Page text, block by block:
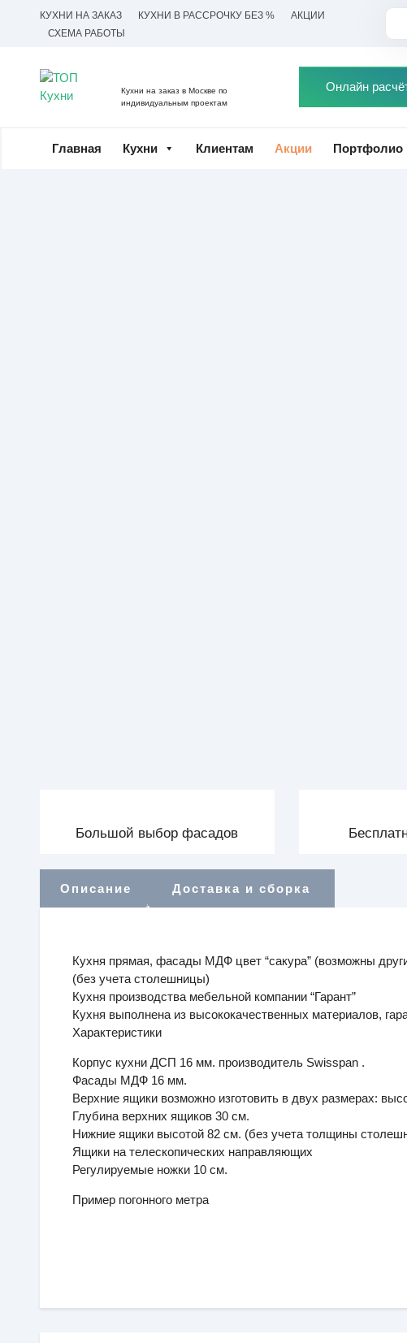
КУХНИ НА ЗАКАЗ КУХНИ В РАССРОЧКУ БЕЗ %
АКЦИИ
СХЕМА РАБОТЫ
Кухни на заказ в Москве по
индивидуальным проектам
Онлайн
Главная Кухни Клиентам Акции Портфолио
Большой выбор фасадов
Описание Доставка и сборка
Кухня прямая, фасады МДФ цвет “сакура” (возможны
(без учета столешницы)
Кухня производства мебельной компании “Гарант”
Кухня выполнена из высококачественных материалов,
Характеристики
Корпус кухни ДСП 16 мм. производитель Swisspan .
Фасады МДФ 16 мм.
Верхние ящики возможно изготовить в двух размерах:
Глубина верхних ящиков 30 см.
Нижние ящики высотой 82 см. (без учета толщины
Ящики на телескопических направляющих
Регулируемые ножки 10 см.
Пример погонного метра